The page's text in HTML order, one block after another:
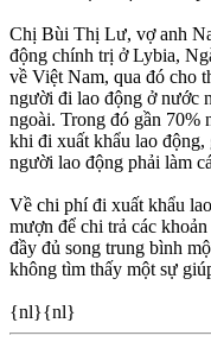
Chị Bùi Thị Lư, vợ anh
động chính trị ở Lybia,
về Việt Nam, qua đó cho
người đi lao động ở nước
ngoài. Trong đó gần 70%
khi đi xuất khẩu lao
người lao động phải làm
Về chi phí đi xuất khẩu
mượn để chi trả các
đầy đủ song trung bình
không tìm thấy một sự
{nl}{nl}